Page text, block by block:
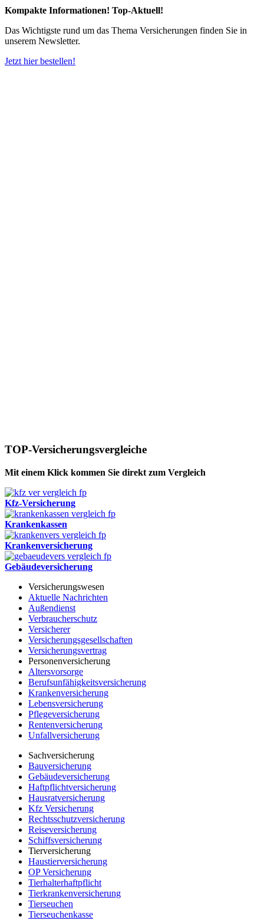
Kompakte Informationen! Top-Aktuell!
Das Wichtigste rund um das Thema Versicherungen finden Sie in
unserem Newsletter.
Jetzt hier bestellen!
TOP-Versicherungsvergleiche
Mit einem Klick kommen Sie direkt zum Vergleich
Kfz-Versicherung
Krankenkassen
Krankenversicherung
Gebäudeversicherung
Versicherungswesen
Aktuelle Nachrichten
Außendienst
Verbraucherschutz
Versicherer
Versicherungsgesellschaften
Versicherungsvertrag
Personenversicherung
Altersvorsorge
Berufsunfähigkeitsversicherung
Krankenversicherung
Lebensversicherung
Pflegeversicherung
Rentenversicherung
Unfallversicherung
Sachversicherung
Bauversicherung
Gebäudeversicherung
Haftpflichtversicherung
Hausratversicherung
Kfz Versicherung
Rechtsschutzversicherung
Reiseversicherung
Schiffsversicherung
Tierversicherung
Haustierversicherung
OP Versicherung
Tierhalterhaftpflicht
Tierkrankenversicherung
Tierseuchen
Tierseuchenkasse